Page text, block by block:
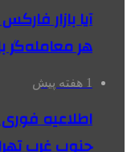
آیا بازار
هر معامله‌گر
1 هفته پیش
اطلاعیه
جنوب غرب